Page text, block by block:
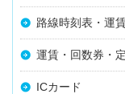
路線時刻表・運
運賃・回数券・
ICカード